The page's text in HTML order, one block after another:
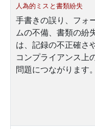
人為的ミスと書類紛失
手書きの誤り、フォ
ムの不備、書類の紛
は、記録の不正確さ
コンプライアンス上
問題につながります。